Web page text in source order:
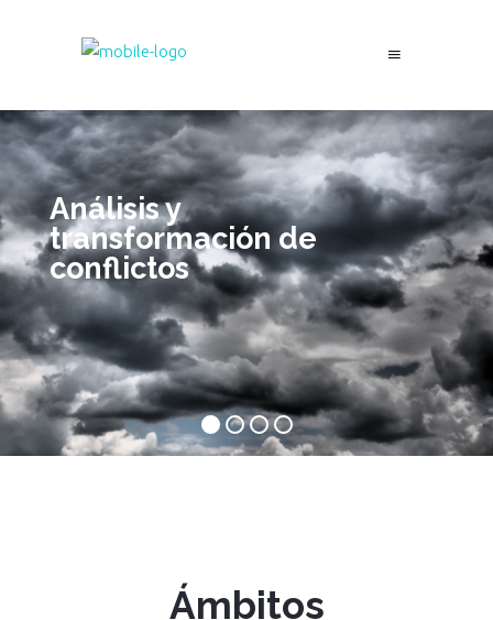
Análisis y
transformación de
conflictos
Ámbitos